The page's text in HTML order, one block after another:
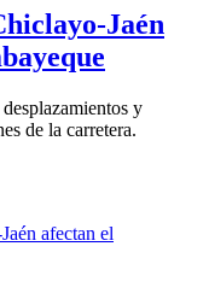
Jaén
y
de la carretera.